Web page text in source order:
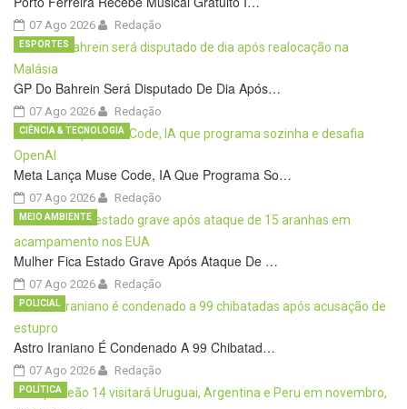
07 Ago 2026 Redação
GP Do Bahrein Será Disputado De Dia Após…
07 Ago 2026
ESPORTES
Redação
Meta Lança Muse Code, IA Que Programa So…
07 Ago 2026
CIÊNCIA & TECNOLOGIA
Redação
Mulher Fica Estado Grave Após Ataque De …
07 Ago 2026
MEIO AMBIENTE
Redação
Astro Iraniano É Condenado A 99 Chibatad…
07 Ago 2026
POLICIAL
Redação
POLÍTICA